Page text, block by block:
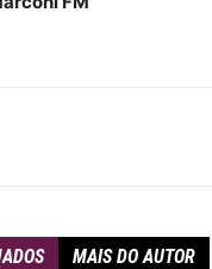
MAIS DO AUTOR